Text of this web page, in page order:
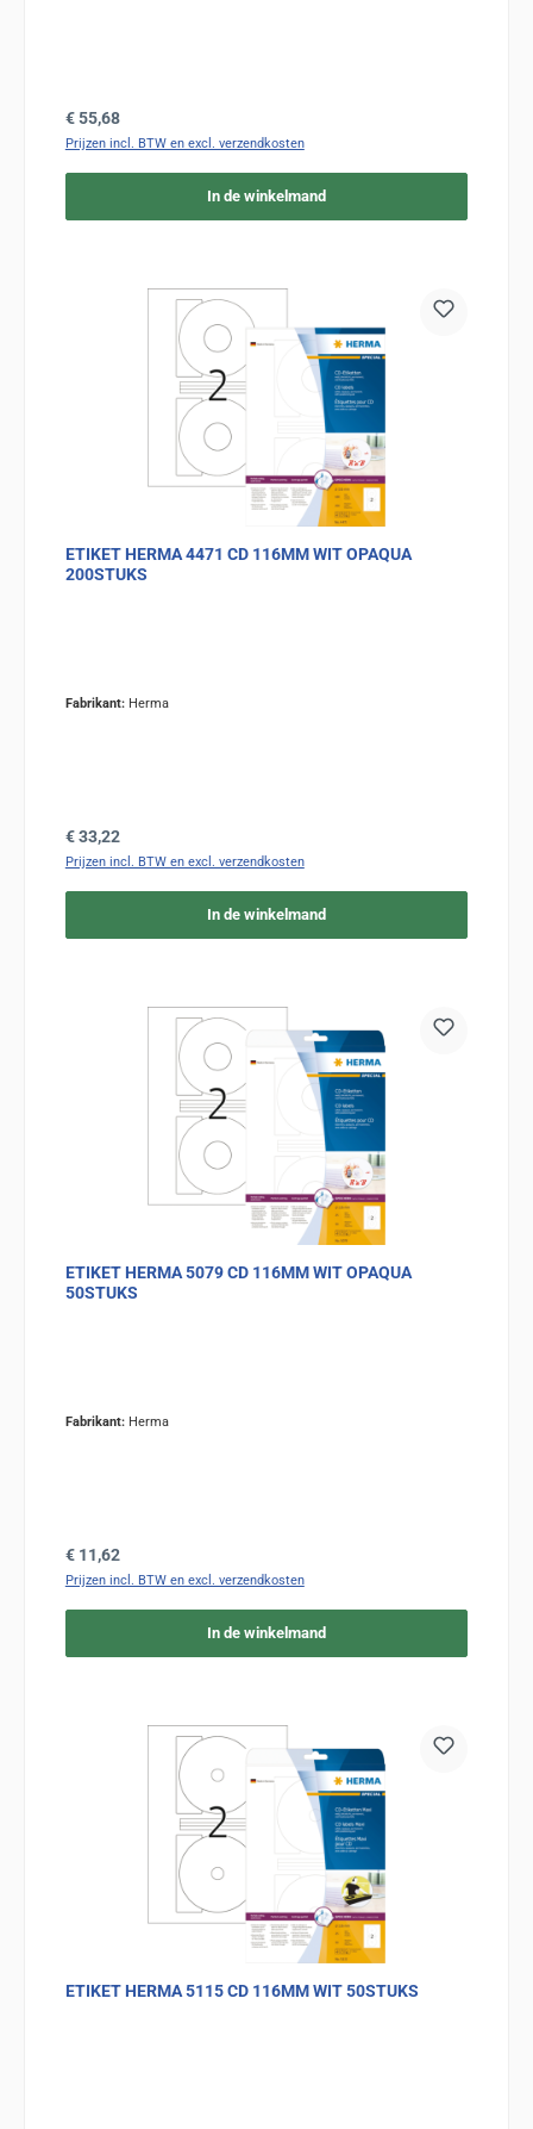
Normale prijs:
€ 55,68
Prijzen incl. BTW en excl. verzendkosten
In de winkelmand
ETIKET HERMA 4471 CD 116MM WIT OPAQUA
200STUKS
Fabrikant: Herma
Normale prijs:
€ 33,22
Prijzen incl. BTW en excl. verzendkosten
In de winkelmand
ETIKET HERMA 5079 CD 116MM WIT OPAQUA
50STUKS
Fabrikant: Herma
Normale prijs:
€ 11,62
Prijzen incl. BTW en excl. verzendkosten
In de winkelmand
ETIKET HERMA 5115 CD 116MM WIT 50STUKS